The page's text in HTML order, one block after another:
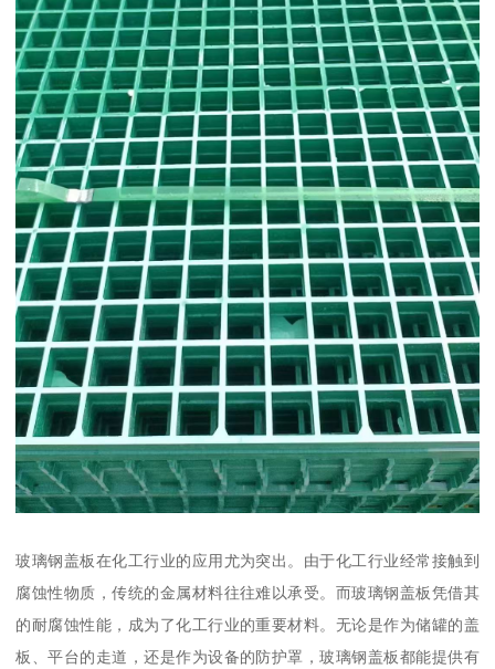
玻璃钢盖板在化工行业的应用尤为突出。由于化工行业经常接触到
腐蚀性物质，传统的金属材料往往难以承受。而玻璃钢盖板凭借其
的耐腐蚀性能，成为了化工行业的重要材料。无论是作为储罐的盖
板、平台的走道，还是作为设备的防护罩，玻璃钢盖板都能提供有